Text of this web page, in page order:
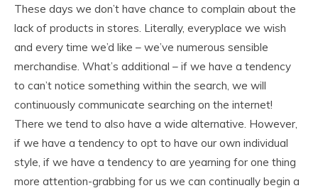
These days we don’t have chance to complain about the
lack of products in stores. Literally, everyplace we wish
and every time we’d like – we’ve numerous sensible
merchandise. What’s additional – if we have a tendency
to can’t notice something within the search, we will
continuously communicate searching on the internet!
There we tend to also have a wide alternative. However,
if we have a tendency to opt to have our own individual
style, if we have a tendency to are yearning for one thing
more attention-grabbing for us we can continually begin a